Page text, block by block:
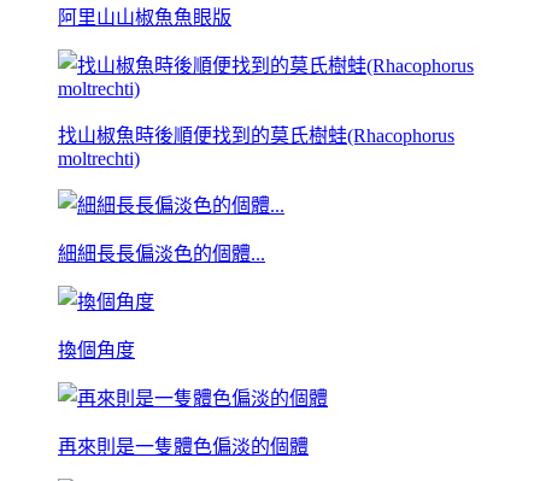
阿里山山椒魚魚眼版
找山椒魚時後順便找到的莫氏樹蛙(Rhacophorus
moltrechti)
細細長長偏淡色的個體...
換個角度
再來則是一隻體色偏淡的個體